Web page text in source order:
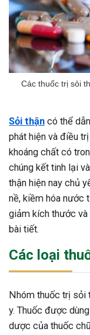
Các thuốc trị sỏi
Sỏi thận có thể
phát hiện và điều
khoáng chất có
chúng kết tinh lại
thận hiện nay chủ
nề, kiềm hóa nước
giảm kích thước
bài tiết.
Các loại
Nhóm thuốc trị sỏi
y. Thuốc được
dược của thuốc